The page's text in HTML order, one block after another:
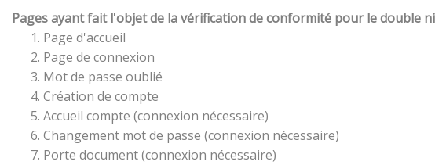
Pages ayant fait l'objet de la vérification de conformité pour le double
Page d'accueil
Page de connexion
Mot de passe oublié
Création de compte
Accueil compte (connexion nécessaire)
Changement mot de passe (connexion nécessaire)
Porte document (connexion nécessaire)